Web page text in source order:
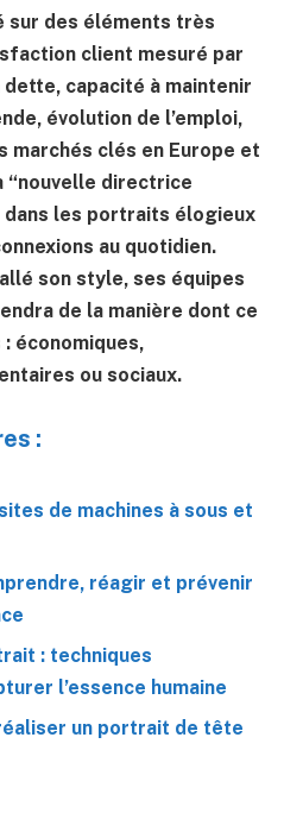
sur des éléments très
client mesuré par
capacité à maintenir
évolution de l’emploi,
marchés clés en Europe et
“nouvelle directrice
dans les portraits élogieux
au quotidien.
son style, ses équipes
de la manière dont ce
économiques,
ou sociaux.
:
de machines à sous et
réagir et prévenir
: techniques
l’essence humaine
un portrait de tête